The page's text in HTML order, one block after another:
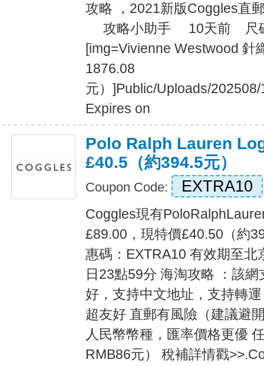
攻略 ，2021新版Coggles
攻略小助手 10天前 尺碼
[img=Vivienne Westwood 針
1876.08
元）]Public/Uploads/
Expires on
Polo Ralph Lauren
£40.5（約394.5元）
Coupon Code: EXTRA10
Coggles現有
£89.00，現特價£40.50（約
惠碼：EXTRA10 有效期至北
日23點59分 海淘攻略 ：該
好，支持中文地址，支持轉
超友好 直郵有風險（建議避
人民幣幣種，匯率價格更優
RMB86元） 稅補詳情戳